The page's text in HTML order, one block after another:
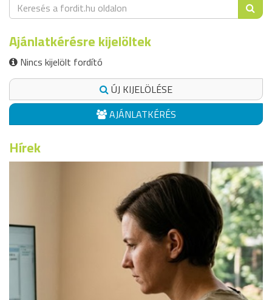
Ajánlatkérésre kijelöltek
Nincs kijelölt fordító
ÚJ KIJELÖLÉSE
AJÁNLATKÉRÉS
Hírek